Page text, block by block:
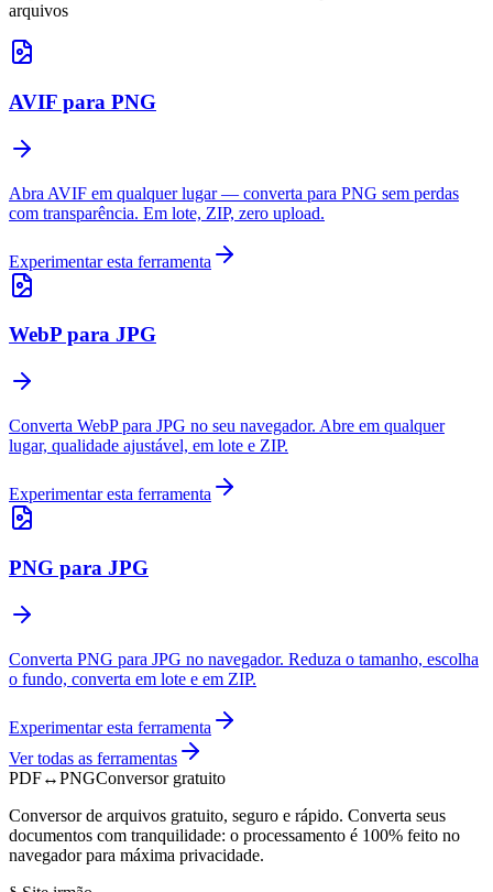
arquivos
AVIF para PNG
Abra AVIF em qualquer lugar — converta para PNG sem perdas
com transparência. Em lote, ZIP, zero upload.
Experimentar esta ferramenta
WebP para JPG
Converta WebP para JPG no seu navegador. Abre em qualquer
lugar, qualidade ajustável, em lote e ZIP.
Experimentar esta ferramenta
PNG para JPG
Converta PNG para JPG no navegador. Reduza o tamanho, escolha
o fundo, converta em lote e em ZIP.
Experimentar esta ferramenta
Ver todas as ferramentas
PDF↔PNGConversor gratuito
Conversor de arquivos gratuito, seguro e rápido. Converta seus
documentos com tranquilidade: o processamento é 100% feito no
navegador para máxima privacidade.